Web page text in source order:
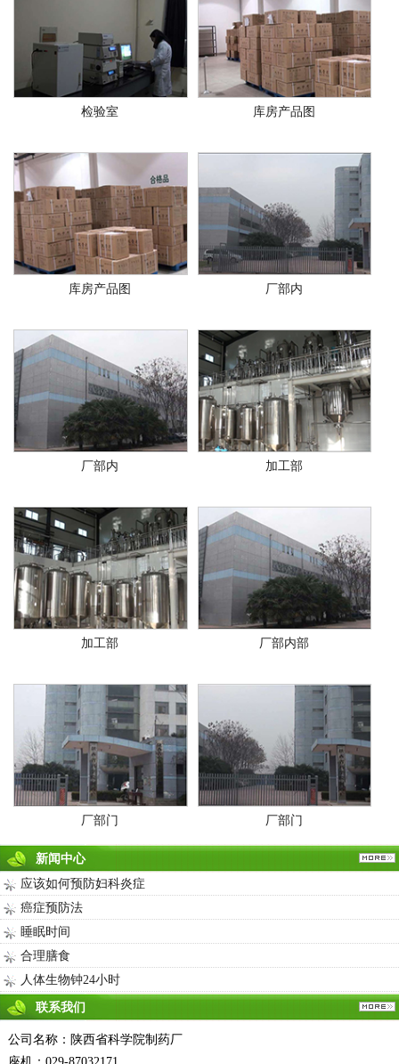
检验室 库房产品图
库房产品图 厂部内
厂部内 加工部
加工部 厂部内部
厂部门 厂部门
新闻中心
应该如何预防妇科炎症
癌症预防法
睡眠时间
合理膳食
人体生物钟24小时
联系我们
公司名称：陕西省科学院制药厂